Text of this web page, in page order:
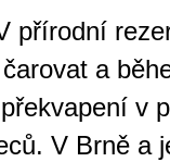
přírodní
a
v
V Brně a
Brno je
zajímavé
restaurace,
kde si